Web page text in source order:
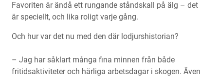
Favoriten är ändå ett rungande ståndskall på älg – det
är speciellt, och lika roligt varje gång.
Och hur var det nu med den där lodjurshistorian?
– Jag har såklart många fina minnen från både
fritidsaktiviteter och härliga arbetsdagar i skogen. Även